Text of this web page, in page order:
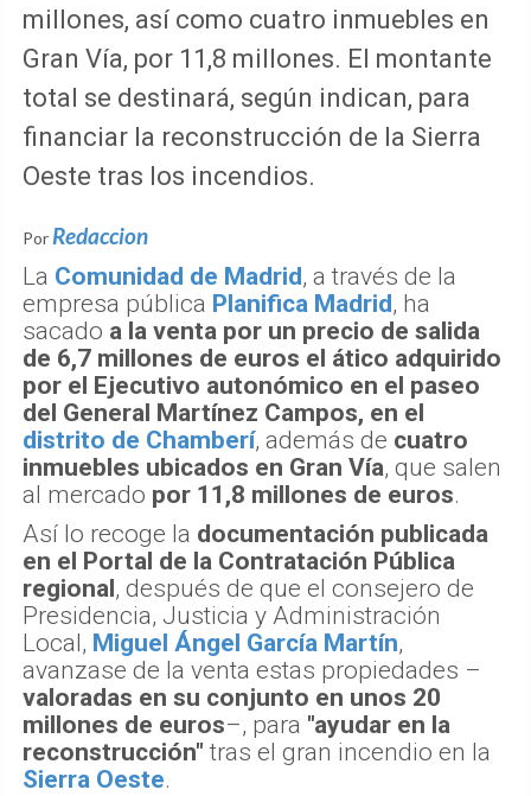
millones, así como cuatro inmuebles en
Gran Vía, por 11,8 millones. El montante
total se destinará, según indican, para
financiar la reconstrucción de la Sierra
Oeste tras los incendios.
Por Redaccion
La Comunidad de Madrid, a través de la
empresa pública Planifica Madrid, ha
sacado a la venta por un precio de salida
de 6,7 millones de euros el ático adquirido
por el Ejecutivo autonómico en el paseo
del General Martínez Campos, en el
distrito de Chamberí, además de cuatro
inmuebles ubicados en Gran Vía, que salen
al mercado por 11,8 millones de euros.
Así lo recoge la documentación publicada
en el Portal de la Contratación Pública
regional, después de que el consejero de
Presidencia, Justicia y Administración
Local, Miguel Ángel García Martín,
avanzase de la venta estas propiedades –
valoradas en su conjunto en unos 20
millones de euros–, para "ayudar en la
reconstrucción" tras el gran incendio en la
Sierra Oeste.